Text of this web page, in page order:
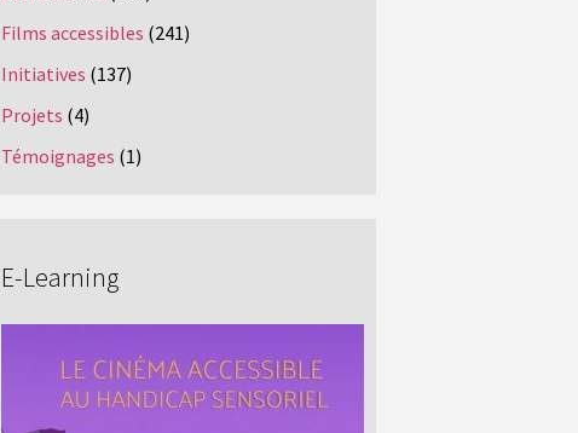
Films accessibles (241)
Initiatives (137)
Projets (4)
Témoignages (1)
E-Learning